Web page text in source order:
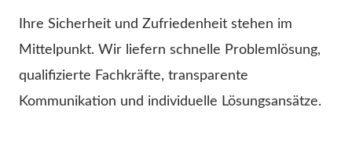
Ihre Sicherheit und Zufriedenheit stehen im
Mittelpunkt. Wir liefern schnelle Problemlösung,
qualifizierte Fachkräfte, transparente
Kommunikation und individuelle Lösungsansätze.